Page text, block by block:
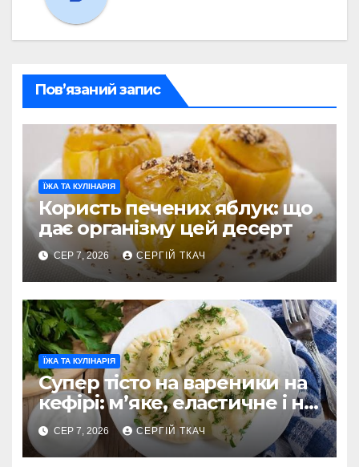
Пов’язаний запис
ЇЖА ТА КУЛІНАРІЯ
Користь печених яблук: що
дає організму цей десерт
СЕР 7, 2026 СЕРГІЙ ТКАЧ
ЇЖА ТА КУЛІНАРІЯ
Супер тісто на вареники на
кефірі: м’яке, еластичне і не
рветься
СЕР 7, 2026 СЕРГІЙ ТКАЧ